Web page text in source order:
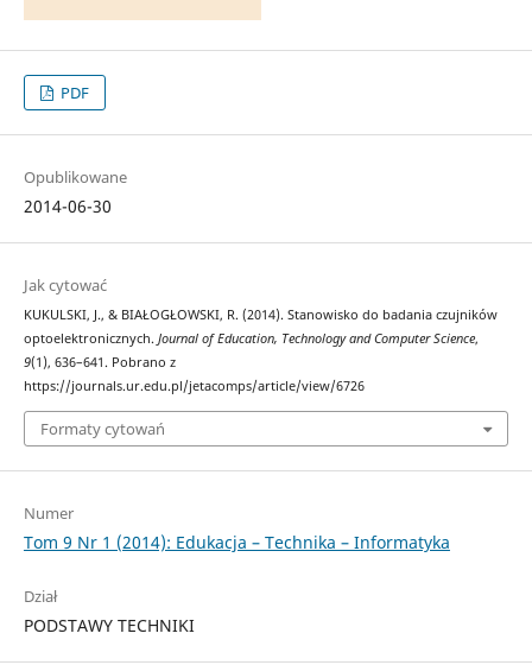
PDF
Opublikowane
2014-06-30
Jak cytować
KUKULSKI, J., & BIAŁOGŁOWSKI, R. (2014). Stanowisko do badania czujników
optoelektronicznych. Journal of Education, Technology and Computer Science,
9(1), 636–641. Pobrano z
https://journals.ur.edu.pl/jetacomps/article/view/6726
Formaty cytowań
Numer
Tom 9 Nr 1 (2014): Edukacja – Technika – Informatyka
Dział
PODSTAWY TECHNIKI